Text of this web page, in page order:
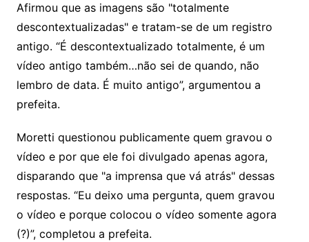
Afirmou que as imagens são "totalmente
descontextualizadas" e tratam-se de um registro
antigo. “É descontextualizado totalmente, é um
vídeo antigo também…não sei de quando, não
lembro de data. É muito antigo”, argumentou a
prefeita.
Moretti questionou publicamente quem gravou o
vídeo e por que ele foi divulgado apenas agora,
disparando que "a imprensa que vá atrás" dessas
respostas. “Eu deixo uma pergunta, quem gravou
o vídeo e porque colocou o vídeo somente agora
(?)”, completou a prefeita.